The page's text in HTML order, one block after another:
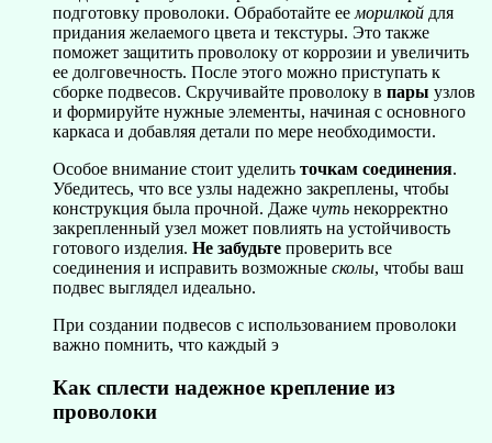
подготовку проволоки. Обработайте ее морилкой для
придания желаемого цвета и текстуры. Это также
поможет защитить проволоку от коррозии и увеличить
ее долговечность. После этого можно приступать к
сборке подвесов. Скручивайте проволоку в пары узлов
и формируйте нужные элементы, начиная с основного
каркаса и добавляя детали по мере необходимости.
Особое внимание стоит уделить точкам соединения.
Убедитесь, что все узлы надежно закреплены, чтобы
конструкция была прочной. Даже чуть некорректно
закрепленный узел может повлиять на устойчивость
готового изделия. Не забудьте проверить все
соединения и исправить возможные сколы, чтобы ваш
подвес выглядел идеально.
При создании подвесов с использованием проволоки
важно помнить, что каждый э
Как сплести надежное крепление из
проволоки